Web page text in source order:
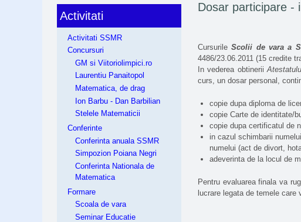
Dosar participare -
CursurileScolii de vara a
4486/23.06.2011 (15 credite
In vederea obtinerii
curs, un dosar personal,
copie dupa diploma de
copie Carte de identitate/
copie dupa certificatul de
in cazul schimbarii
numelui (act de divort,
adeverinta de la locul de
Pentru evaluarea finala va
lucrare legata de temele care
Activitati
Activitati SSMR
Concursuri
GM si Viitoriolimpici.ro
Laurentiu Panaitopol
Matematica, de drag
Ion Barbu - Dan Barbilian
Stelele Matematicii
Conferinte
Conferinta anuala SSMR
Simpozion Poiana Negri
Conferinta Nationala de
Matematica
Formare
Scoala de vara
Seminar Educatie